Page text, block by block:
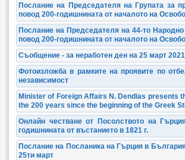
Послание на Председателя на Групата за
повод 200-годишнината от началото на
Послание на Председателя на 44-то
повод 200-годишнината от началото на
Съобщение - за неработен ден на 25 март 2021
Фотоизложба в рамките на проявите по
независимост
Minister of Foreign Affairs N. Dendias presents
the 200 years since the beginning of the Greek
Онлайн честване от Посолството на
годишнината от въстанието в 1821 г.
Послание на Посланика на Гърция в
25ти март